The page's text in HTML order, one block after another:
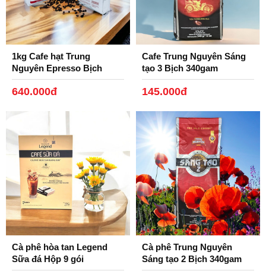
1kg Cafe hạt Trung
Nguyên Epresso Bịch
500gam.
640.000đ
Cafe Trung Nguyên Sáng
tạo 3 Bịch 340gam
145.000đ
Cà phê hòa tan Legend
Sữa đá Hộp 9 gói
Cà phê Trung Nguyên
Sáng tạo 2 Bịch 340gam